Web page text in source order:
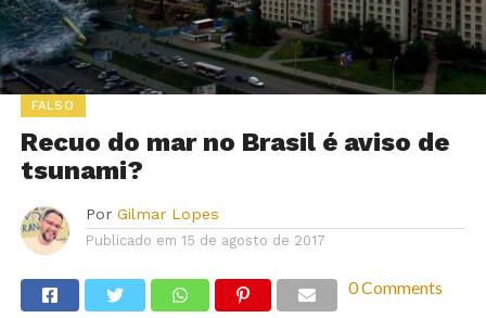
FALSO
Recuo do mar no Brasil é aviso de
tsunami?
Por Gilmar Lopes
Publicado em 15 de agosto de 2017
0 Comments